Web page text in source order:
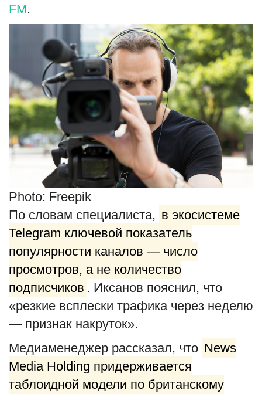
FM.
Photo: Freepik
По словам специалиста, в экосистеме
Telegram ключевой показатель
популярности каналов — число
просмотров, а не количество
подписчиков . Иксанов пояснил, что
«резкие всплески трафика через неделю
— признак накруток».
Медиаменеджер рассказал, что News
Media Holding придерживается
таблоидной модели по британскому